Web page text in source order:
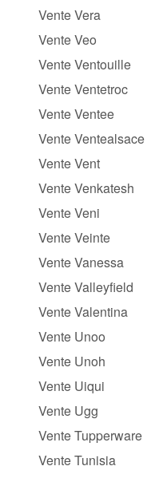
Vente Vera
Vente Veo
Vente Ventouille
Vente Ventetroc
Vente Ventee
Vente Ventealsace
Vente Vent
Vente Venkatesh
Vente Veni
Vente Veinte
Vente Vanessa
Vente Valleyfield
Vente Valentina
Vente Unoo
Vente Unoh
Vente Uiqui
Vente Ugg
Vente Tupperware
Vente Tunisia